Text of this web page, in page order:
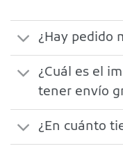
¿Hay pedido
¿Cuál es el
tener envío
¿En cuánto